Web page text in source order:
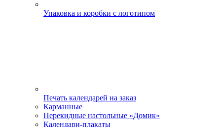
Упаковка и коробки с логотипом
Печать календарей на заказ
Карманные
Перекидные настольные «Домик»
Календари-плакаты